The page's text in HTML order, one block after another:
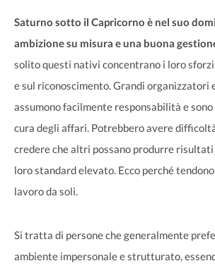
Saturno sotto il Capricorno è nel suo
ambizione su misura e una buona
solito questi nativi concentrano i loro
e sul riconoscimento. Grandi organizzatori
assumono facilmente responsabilità e
cura degli affari. Potrebbero avere
credere che altri possano produrre risultati
loro standard elevato. Ecco perché
lavoro da soli.
Si tratta di persone che generalmente
ambiente impersonale e strutturato,